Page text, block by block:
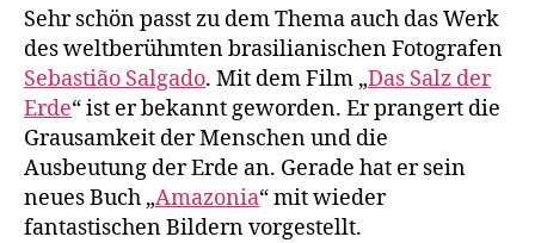
Sehr schön passt zu dem Thema auch das Werk
des weltberühmten brasilianischen Fotografen
Sebastião Salgado. Mit dem Film „Das Salz der
Erde“ ist er bekannt geworden. Er prangert die
Grausamkeit der Menschen und die
Ausbeutung der Erde an. Gerade hat er sein
neues Buch „Amazonia“ mit wieder
fantastischen Bildern vorgestellt.